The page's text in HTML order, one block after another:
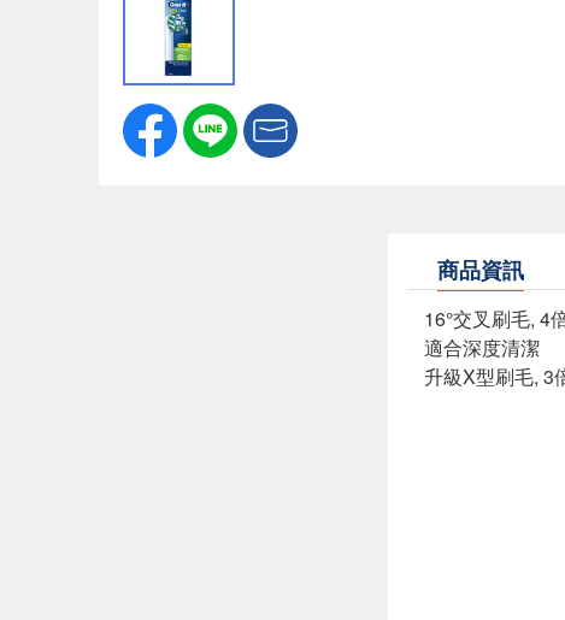
商品資訊
16°交叉刷毛, 4
適合深度清潔
升級X型刷毛, 3